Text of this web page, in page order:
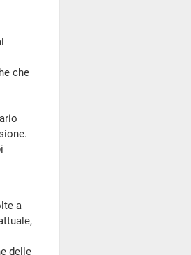
che
a
delle